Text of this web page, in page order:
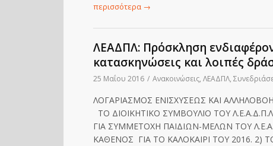
περισσότερα →
ΛΕΑΔΠΛ: Πρόσκληση
κατασκηνώσεις και λοιπές
25 Μαΐου 2016 / Ανακοινώσεις, ΛΕΑΔΠΛ,
ΛΟΓΑΡΙΑΣΜΟΣ ΕΝΙΣΧΥΣΕΩΣ ΚΑΙ
ΤΟ ΔΙΟΙΚΗΤΙΚΟ ΣΥΜΒΟΥΛΙΟ ΤΟΥ
ΓΙΑ ΣΥΜΜΕΤΟΧΗ ΠΑΙΔΙΩΝ-ΜΕΛΩΝ ΤΟΥ
ΚΑΘΕΝΟΣ ΓΙΑ ΤΟ ΚΑΛΟΚΑΙΡΙ ΤΟΥ 2016.